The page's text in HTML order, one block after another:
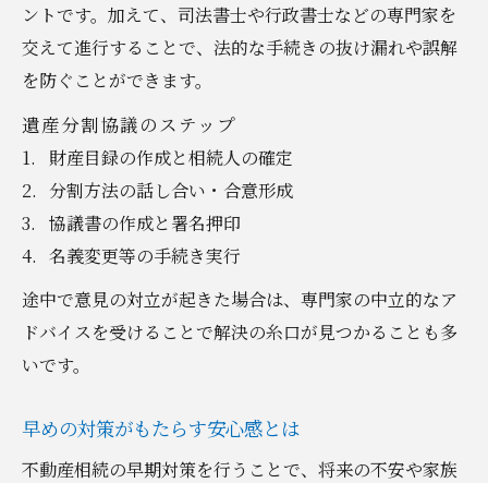
ントです。加えて、司法書士や行政書士などの専門家を
交えて進行することで、法的な手続きの抜け漏れや誤解
を防ぐことができます。
遺産分割協議のステップ
財産目録の作成と相続人の確定
分割方法の話し合い・合意形成
協議書の作成と署名押印
名義変更等の手続き実行
途中で意見の対立が起きた場合は、専門家の中立的なア
ドバイスを受けることで解決の糸口が見つかることも多
いです。
早めの対策がもたらす安心感とは
不動産相続の早期対策を行うことで、将来の不安や家族